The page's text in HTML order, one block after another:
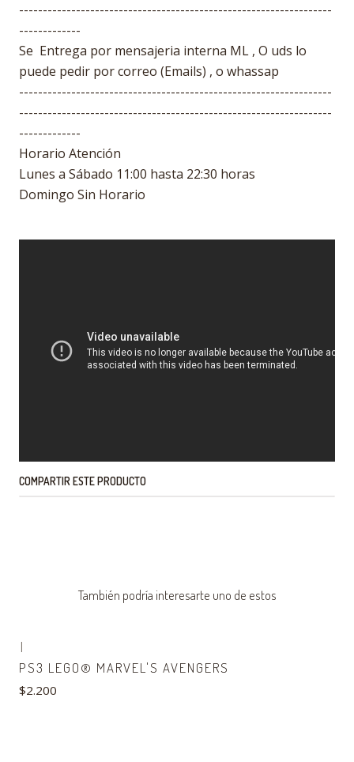
------------------------------------------------------------------
-------------
Se Entrega por mensajeria interna ML , O uds lo
puede pedir por correo (Emails) , o whassap
------------------------------------------------------------------
------------------------------------------------------------------
-------------
Horario Atención
Lunes a Sábado 11:00 hasta 22:30 horas
Domingo Sin Horario
COMPARTIR ESTE PRODUCTO
También podría interesarte uno de estos
|
PS3 LEGO® MARVEL'S AVENGERS
$2.200